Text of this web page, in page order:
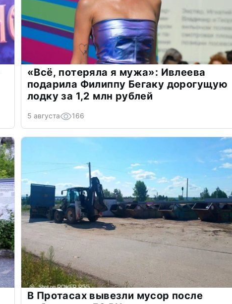
«Всё, потеряла я мужа»: Ивлеева
подарила Филиппу Бегаку дорогущую
лодку за 1,2 млн рублей
5 августа 166
В Протасах вывезли мусор после